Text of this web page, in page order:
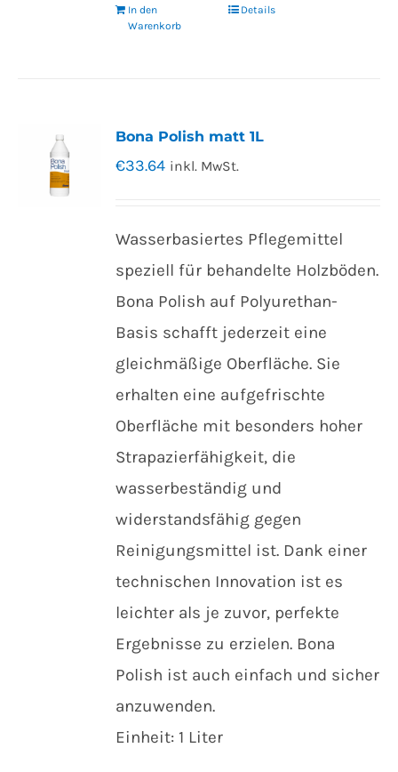
In den
Warenkorb
Details
Bona Polish matt 1L
€33.64 inkl. MwSt.
Wasserbasiertes Pflegemittel
speziell für behandelte Holzböden.
Bona Polish auf Polyurethan-
Basis schafft jederzeit eine
gleichmäßige Oberfläche. Sie
erhalten eine aufgefrischte
Oberfläche mit besonders hoher
Strapazierfähigkeit, die
wasserbeständig und
widerstandsfähig gegen
Reinigungsmittel ist. Dank einer
technischen Innovation ist es
leichter als je zuvor, perfekte
Ergebnisse zu erzielen. Bona
Polish ist auch einfach und sicher
anzuwenden.
Einheit: 1 Liter